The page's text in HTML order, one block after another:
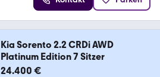
Kia Sorento 2.2 CRDi AWD
Platinum Edition 7 Sitzer
24.400 €